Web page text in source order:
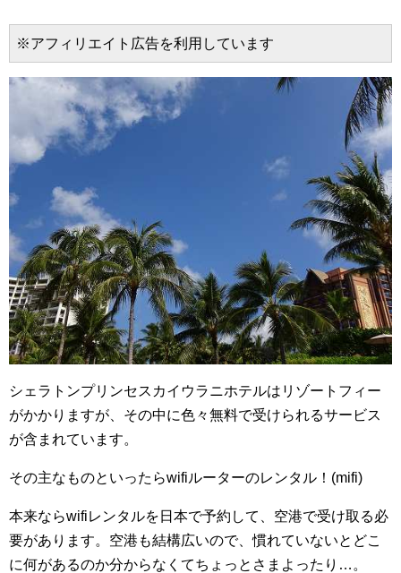
※アフィリエイト広告を利用しています
シェラトンプリンセスカイウラニホテルはリゾートフィー
がかかりますが、その中に色々無料で受けられるサービス
が含まれています。
その主なものといったらwifiルーターのレンタル！(mifi)
本来ならwifiレンタルを日本で予約して、空港で受け取る必
要があります。空港も結構広いので、慣れていないとどこ
に何があるのか分からなくてちょっとさまよったり…。